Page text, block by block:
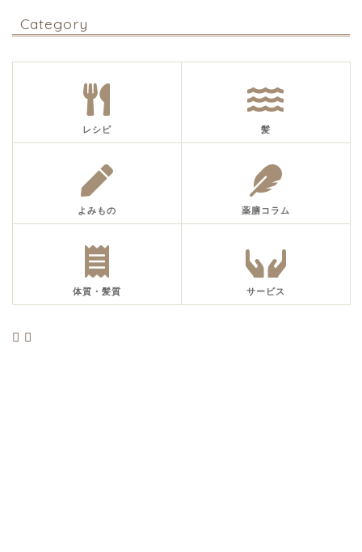
Category
レシピ 髪
よみもの 薬膳コラム
体質・髪質 サービス